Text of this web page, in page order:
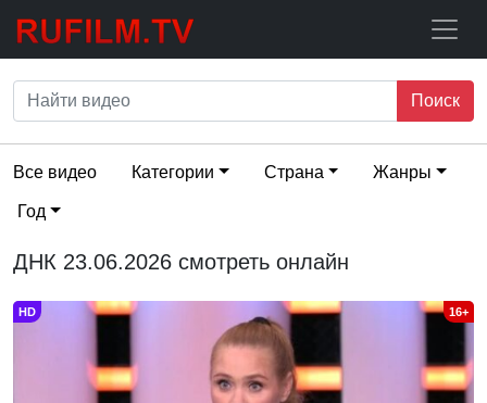
Поиск
Все видео Категории Страна Жанры
Год
ДНК 23.06.2026 смотреть онлайн
HD 16+